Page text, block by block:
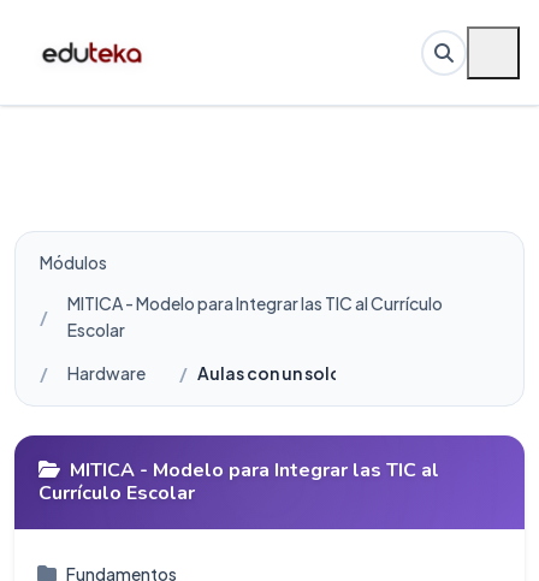
Módulos
MITICA - Modelo para Integrar las TIC al Currículo
Escolar
Hardware
Aulas con un solo computador:
MITICA - Modelo para Integrar las TIC al
Currículo Escolar
Fundamentos